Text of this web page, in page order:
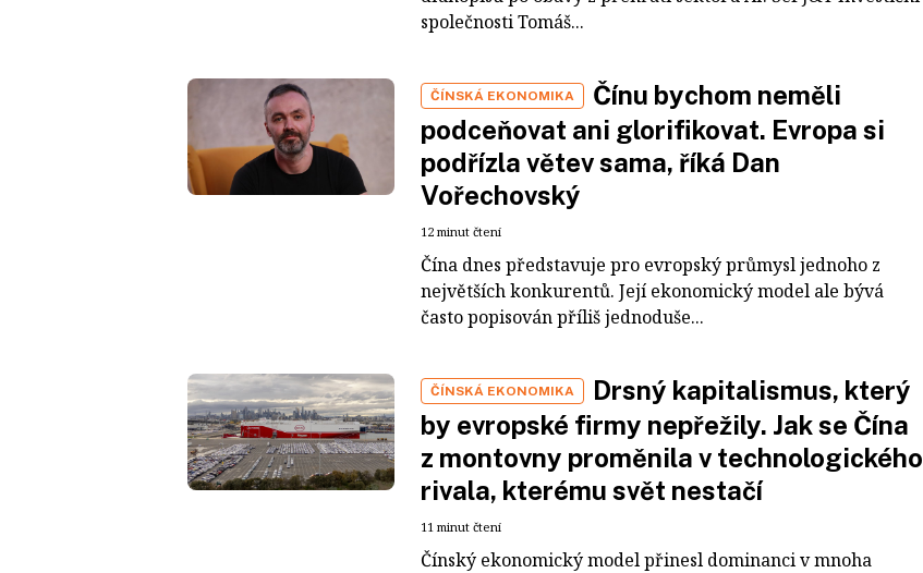
společnosti Tomáš...
ČÍNSKÁ EKONOMIKA
Čínu bychom neměli
podceňovat ani glorifikovat. Evropa si
podřízla větev sama, říká Dan
Vořechovský
12 minut čtení
Čína dnes představuje pro evropský průmysl jednoho z
největších konkurentů. Její ekonomický model ale bývá
často popisován příliš jednoduše...
ČÍNSKÁ EKONOMIKA
Drsný kapitalismus, který
by evropské firmy nepřežily. Jak se Čína
z montovny proměnila v technologického
rivala, kterému svět nestačí
11 minut čtení
Čínský ekonomický model přinesl dominanci v mnoha